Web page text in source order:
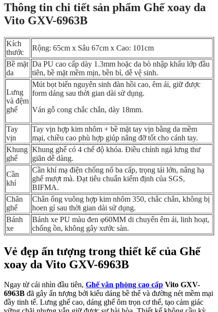
Thông tin chi tiết sản phẩm Ghế xoay da
Vito GXV-6963B
Kích
thước
Rộng: 65cm x Sâu 67cm x Cao: 101cm
Bề mặt
da
Da PU cao cấp dày 1.3mm hoặc da bò nhập khẩu lớp đầu
tiên, bề mặt mềm mịn, bền bỉ, dễ vệ sinh.
Lưng
và đệm
ghế
Mút bọt biển nguyên sinh đàn hồi cao, êm ái, giữ được
form dáng sau thời gian dài sử dụng.
Ván gỗ cong chắc chắn, dày 18mm.
Tay
vịn
Tay vịn hợp kim nhôm + bề mặt tay vịn bằng da mềm
mại, chiều cao phù hợp giúp nâng đỡ tốt cho cánh tay.
Khung
ghế
Khung ghế có 4 chế độ khóa. Điều chỉnh ngả lưng thư
giãn dễ dàng.
Cần
khí
Cần khí mạ điện chống nổ ba cấp, trọng tải lớn, nâng hạ
ghế mượt mà. Đạt tiêu chuẩn kiểm định của SGS,
BIFMA.
Chân
ghế
Chân ống vuông hợp kim nhôm 350, chắc chắn, không bị
hoen gỉ sau thời gian dài sử dụng.
Bánh
xe
Bánh xe PU màu đen φ60MM di chuyển êm ái, linh hoạt,
chống ồn, không gây xước sàn.
Vẻ đẹp ấn tượng trong thiết kế của Ghế
xoay da Vito GXV-6963B
Ngay từ cái nhìn đầu tiên, Ghế văn phòng cao cấp Vito GXV-
6963B đã gây ấn tượng bởi kiểu dáng bề thế và đường nét mềm mại
đầy tinh tế. Lưng ghế cao, dáng ghế ôm trọn cơ thể, tạo cảm giác